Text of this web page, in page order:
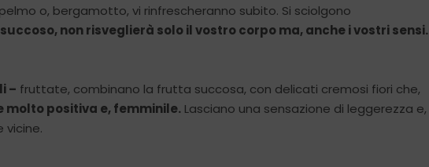
o, bergamotto, vi rinfrescheranno subito. Si sciolgono
non risveglierà solo il vostro corpo ma, anche i vostri sensi.
– fruttate, combinano la frutta succosa, con delicati cremosi fiori che,
molto positiva e, femminile.Lasciano una sensazione di leggerezza e,
vicine.